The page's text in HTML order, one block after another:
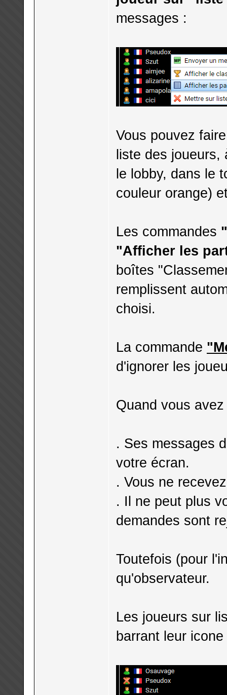
messages :
Vous pouvez
liste des joueurs,
le lobby, dans le
couleur orange)
Les commandes
"Afficher les
boîtes
remplissent
choisi.
La commande
d'ignorer les
Quand vous
. Ses messages
votre écran.
. Vous ne
. Il ne peut plus
demandes sont
Toutefois (pour
qu'observateur.
Les joueurs sur
barrant leur icone